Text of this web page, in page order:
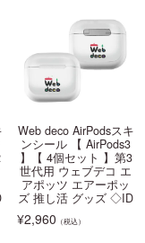
Web deco AirPodsスキ
ンシール 【 AirPods3
】【 4個セット 】第3
世代用 ウェブデコ エ
アポッツ エアーポッ
ズ 推し活 グッズ ◇ID
¥2,960 （税込）